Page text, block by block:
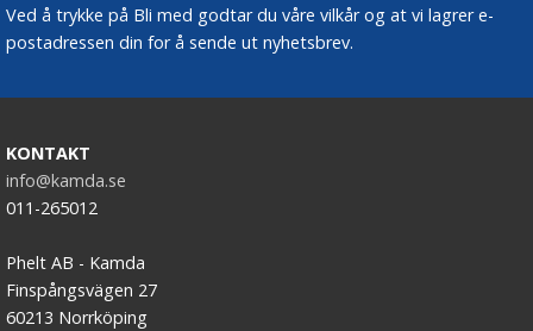
Ved å trykke på Bli med godtar du våre vilkår og at vi lagrer e-
postadressen din for å sende ut nyhetsbrev.
KONTAKT
info@kamda.se
011-265012
Phelt AB - Kamda
Finspångsvägen 27
60213 Norrköping